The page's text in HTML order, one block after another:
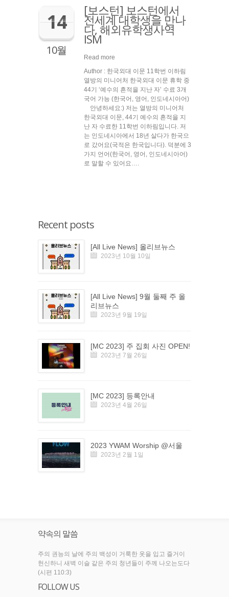
14
10월
[보스턴] 보스턴에서
전세계 대학생을 만나
다, 해외유학생사역
ISM
Read more
Author : 한국외대 이문 11학번 이하림
열방의 미니어처 한국외대 이문 휴학 중
44기 ‘예수의 흔적을 지난 자’ 수료 3개
국어 가능 (한국어, 영어, 인도네시아어)
안녕하세요:) 저는 열방의 미니어처
한국외대 이문, 44기 예수의 흔적을 지
난 자 수료한 11학번 이하림입니다. 저
는 인도네시아에서 18년 살다가 한국으
로 갔어요(국적은 한국입니다). 덕분에 3
가지 언어(한국어, 영어, 인도네시아어)
로 말할 수 있어요….
Recent posts
[All Live News] 올리브뉴스
2023년 10월 10일
[All Live News] 9월 둘째 주 올
리브뉴스
2023년 9월 19일
[MC 2023] 주 집회 사진 OPEN!
2023년 7월 26일
[MC 2023] 등록안내
2023년 4월 26일
2023 YWAM Worship @서울
2023년 2월 1일
약속의 말씀
주의 권능의 날에 주의 백성이 거룩한 옷을 입고 즐거이
헌신하니 새벽 이슬 같은 주의 청년들이 주께 나오는도다
(시편 110:3)
FOLLOW US